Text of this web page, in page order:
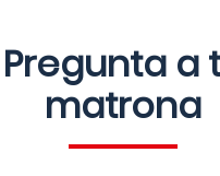
Pregunta a
matrona